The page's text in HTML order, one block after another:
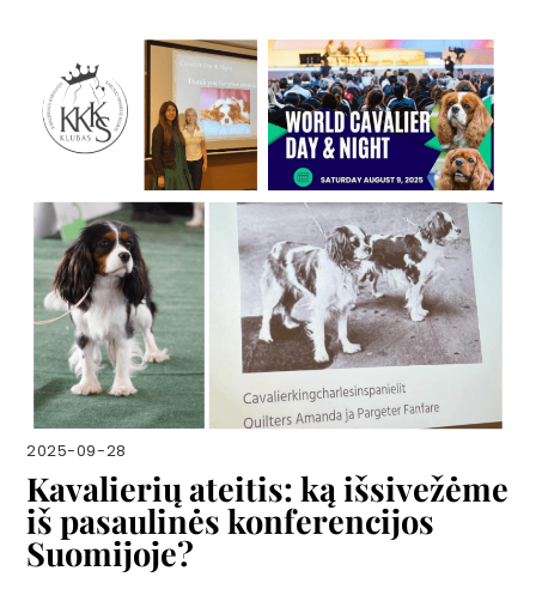
2025-09-28
Kavalierių ateitis: ką išsivežėme
iš pasaulinės konferencijos
Suomijoje?